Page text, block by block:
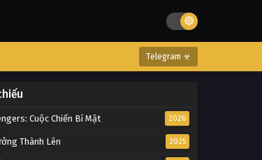
Telegram ☣
Cuộc Chiến Bí Mật 2026
Thành Lên 2025